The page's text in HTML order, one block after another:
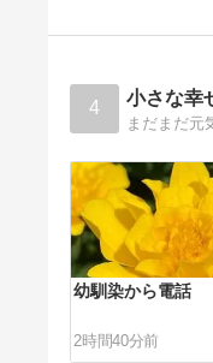
4 小さな幸
まだまだ元
幼馴染から電話
2時間40分前